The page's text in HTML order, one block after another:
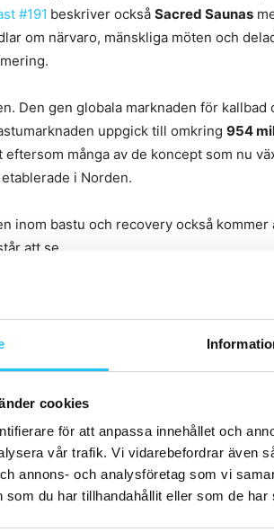
cookies
för att anpassa innehållet och
vår trafik. Vi vidarebefordrar även
annons- och analysföretag som vi
som du har tillhandahållit eller som de
#191 beskriver också Sacred Saunas
om närvaro, mänskliga möten och
Den gen globala marknaden för kallbad
uppgick till omkring 954
många av de koncept som nu
i Norden.
inom bastu och recovery också kommer
att se.
material från
ensamhet